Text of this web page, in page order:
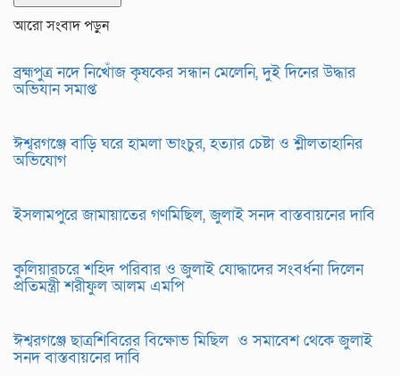
আরো সংবাদ পড়ুন
ব্রহ্মপুত্র নদে নিখোঁজ কৃষকের সন্ধান মেলেনি, দুই দিনের উদ্ধার
অভিযান সমাপ্ত
ঈশ্বরগঞ্জে বাড়ি ঘরে হামলা ভাংচুর, হত্যার চেষ্টা ও শ্লীলতাহানির
অভিযোগ
ইসলামপুরে জামায়াতের গণমিছিল, জুলাই সনদ বাস্তবায়নের দাবি
কুলিয়ারচরে শহিদ পরিবার ও জুলাই যোদ্ধাদের সংবর্ধনা দিলেন
প্রতিমন্ত্রী শরীফুল আলম এমপি
ঈশ্বরগঞ্জে ছাত্রশিবিরের বিক্ষোভ মিছিল ও সমাবেশ থেকে জুলাই
সনদ বাস্তবায়নের দাবি